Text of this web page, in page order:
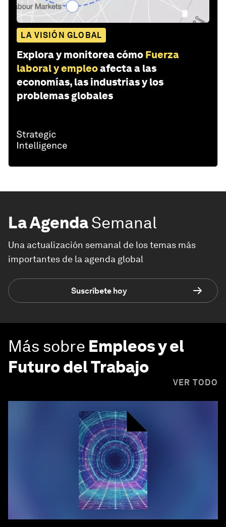
LA VISIÓN GLOBAL
Explora y monitorea cómo Fuerza
laboral y empleoafecta a las
economías, las industrias y los
problemas globales
La AgendaSemanal
Una actualización semanal de los temas más
importantes de la agenda global
Suscríbete hoy
Más sobre Empleos y el
Futuro del Trabajo
VER TODO